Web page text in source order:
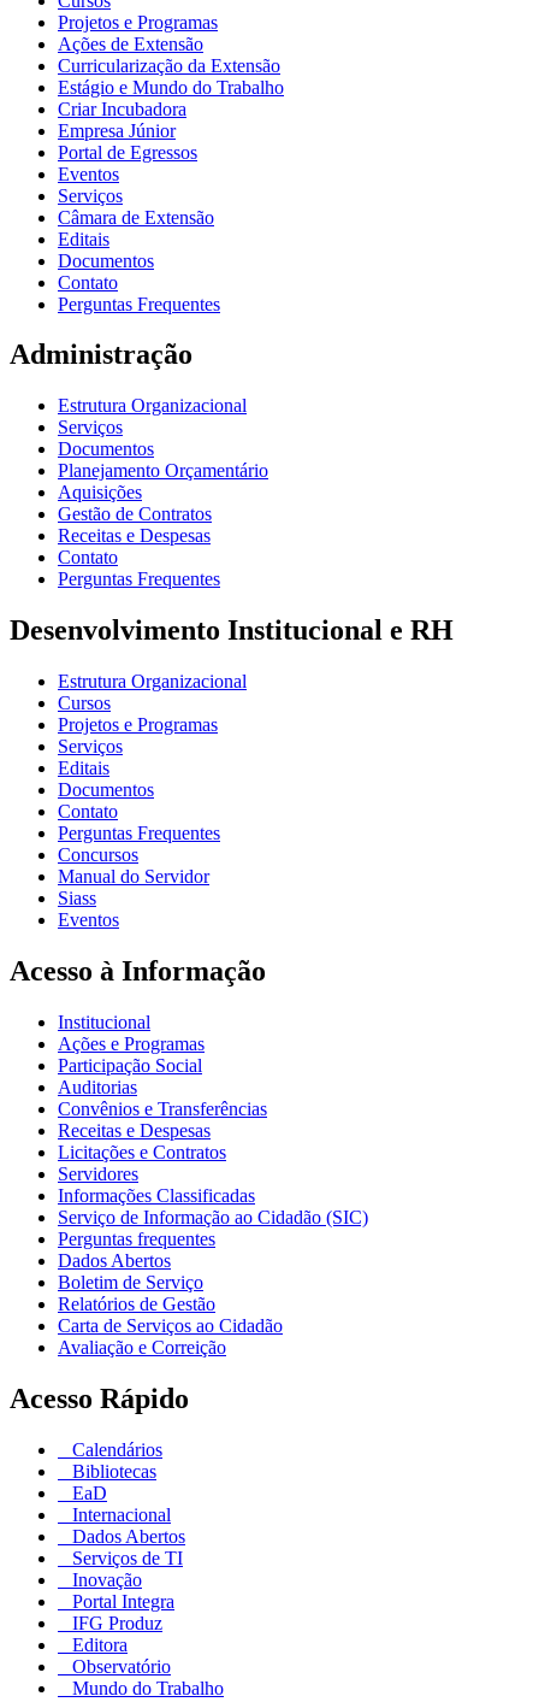
Projetos e Programas
Ações de Extensão
Curricularização da Extensão
Estágio e Mundo do Trabalho
Criar Incubadora
Empresa Júnior
Portal de Egressos
Eventos
Serviços
Câmara de Extensão
Editais
Documentos
Contato
Perguntas Frequentes
Administração
Estrutura Organizacional
Serviços
Documentos
Planejamento Orçamentário
Aquisições
Gestão de Contratos
Receitas e Despesas
Contato
Perguntas Frequentes
Desenvolvimento Institucional e RH
Estrutura Organizacional
Cursos
Projetos e Programas
Serviços
Editais
Documentos
Contato
Perguntas Frequentes
Concursos
Manual do Servidor
Siass
Eventos
Acesso à Informação
Institucional
Ações e Programas
Participação Social
Auditorias
Convênios e Transferências
Receitas e Despesas
Licitações e Contratos
Servidores
Informações Classificadas
Serviço de Informação ao Cidadão (SIC)
Perguntas frequentes
Dados Abertos
Boletim de Serviço
Relatórios de Gestão
Carta de Serviços ao Cidadão
Avaliação e Correição
Acesso Rápido
Calendários
Bibliotecas
EaD
Internacional
Dados Abertos
Serviços de TI
Inovação
Portal Integra
IFG Produz
Editora
Observatório
Mundo do Trabalho